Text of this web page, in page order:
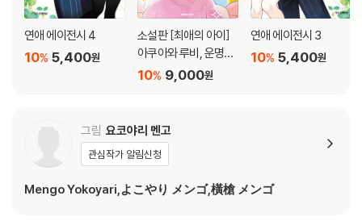
연애 에이전시 4
5,400원
10%
소설판 [최애의 아이]
아쿠아와 루비, 운명의
시작 9,000원
10%
연애 에이전시 3
5,400원
10%
그림 요코야리 멘고
관심작가 알림신청
Mengo Yokoyari,よこやり メンゴ,橫槍 メンゴ